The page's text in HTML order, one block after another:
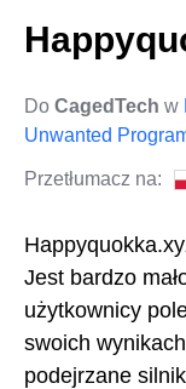
Do CagedTech w
Unwanted
Przetłumacz na:
Jest bardzo
użytkownicy
swoich
podejrzane